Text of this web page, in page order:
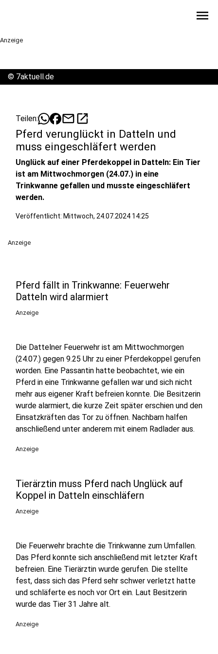
menu
Anzeige
© 7aktuell.de
Teilen: mailopen_in_new
Pferd verunglückt in Datteln und
muss eingeschläfert werden
Unglück auf einer Pferdekoppel in Datteln: Ein Tier
ist am Mittwochmorgen (24.07.) in eine
Trinkwanne gefallen und musste eingeschläfert
werden.
Veröffentlicht: Mittwoch, 24.07.2024 14:25
Anzeige
Pferd fällt in Trinkwanne: Feuerwehr
Datteln wird alarmiert
Anzeige
Die Dattelner Feuerwehr ist am Mittwochmorgen
(24.07.) gegen 9.25 Uhr zu einer Pferdekoppel gerufen
worden. Eine Passantin hatte beobachtet, wie ein
Pferd in eine Trinkwanne gefallen war und sich nicht
mehr aus eigener Kraft befreien konnte. Die Besitzerin
wurde alarmiert, die kurze Zeit später erschien und den
Einsatzkräften das Tor zu öffnen. Nachbarn halfen
anschließend unter anderem mit einem Radlader aus.
Anzeige
Tierärztin muss Pferd nach Unglück auf
Koppel in Datteln einschläfern
Anzeige
Die Feuerwehr brachte die Trinkwanne zum Umfallen.
Das Pferd konnte sich anschließend mit letzter Kraft
befreien. Eine Tierärztin wurde gerufen. Die stellte
fest, dass sich das Pferd sehr schwer verletzt hatte
und schläferte es noch vor Ort ein. Laut Besitzerin
wurde das Tier 31 Jahre alt.
Anzeige